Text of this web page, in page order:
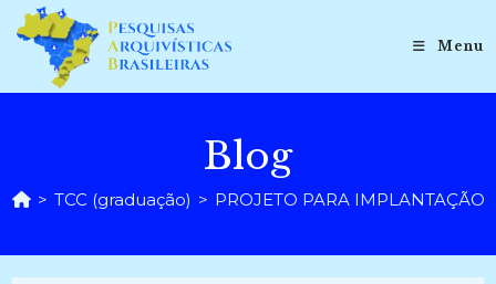
para
conteúdo
Menu
Blog
> TCC (graduação) > PROJETO PARA IMPLANTAÇÃO